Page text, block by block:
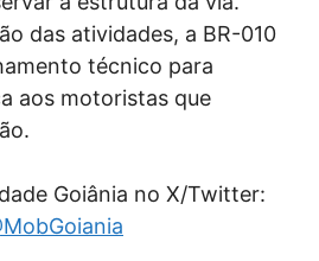
das atividades, a BR-010
técnico para
aos motoristas que
Goiânia no X/Twitter: